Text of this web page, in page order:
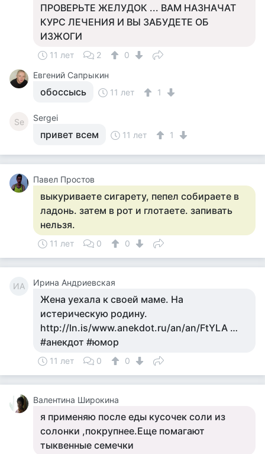
ПРОВЕРЬТЕ ЖЕЛУДОК ... ВАМ НАЗНАЧАТ
КУРС ЛЕЧЕНИЯ И ВЫ ЗАБУДЕТЕ ОБ
ИЗЖОГИ
11 лет 2
0
Евгений Сапрыкин
обоссысь 11 лет 1
Se Sergei
привет всем 11 лет 1
Павел Простов
выкуриваете сигарету, пепел собираете в
ладонь. затем в рот и глотаете. запивать
нельзя.
11 лет 0 0
ИА Ирина Андриевская
Жена уехала к своей маме. На
истерическую родину.
http://ln.is/www.anekdot.ru/an/an/FtYLA …
#анекдот #юмор
11 лет 0 0
Валентина Широкина
я применяю после еды кусочек соли из
солонки ,покрупнее.Еще помагают
тыквенные семечки